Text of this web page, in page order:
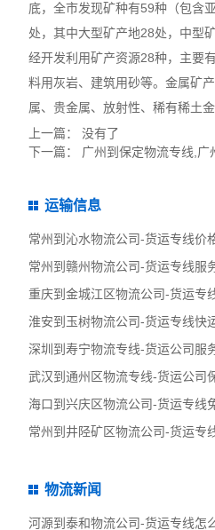
底，全市发现矿种有59种（包含
处，其中大型矿产地28处，中型
经开发利用矿产资源28种，主要
料用灰岩、建筑用砂等。金属矿
属、贵金属、放射性、稀有稀土金
上一篇： 没有了
下一篇： 广州到保定物流专线,广
运输信息
常州到沁水物流公司-货运专线价
常州到赣州物流公司-货运专线服
重庆到金城江区物流公司-货运专
淮安到玉树物流公司-货运专线快
深圳到寿宁物流专线-货运公司服
武汉到通州区物流专线-货运公司
海口到兴庆区物流公司-货运专线
常州到井陉矿区物流公司-货运专
物流新闻
河源到泰和物流公司-货运专线怎